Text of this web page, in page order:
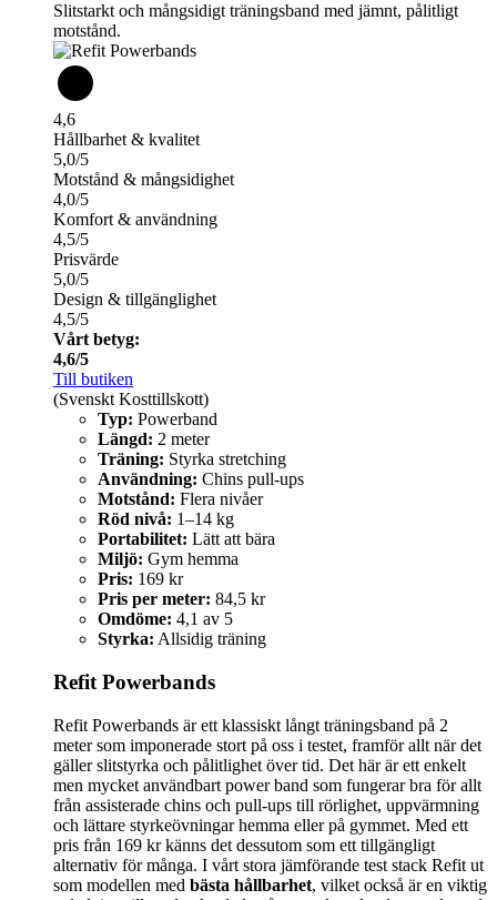
Slitstarkt och mångsidigt träningsband med jämnt, pålitligt
motstånd.
4,6
Hållbarhet & kvalitet
5,0/5
Motstånd & mångsidighet
4,0/5
Komfort & användning
4,5/5
Prisvärde
5,0/5
Design & tillgänglighet
4,5/5
Vårt betyg:
4,6/5
Till butiken
(Svenskt Kosttillskott)
Typ: Powerband
Längd: 2 meter
Träning: Styrka stretching
Användning: Chins pull-ups
Motstånd: Flera nivåer
Röd nivå: 1–14 kg
Portabilitet: Lätt att bära
Miljö: Gym hemma
Pris: 169 kr
Pris per meter: 84,5 kr
Omdöme: 4,1 av 5
Styrka: Allsidig träning
Refit Powerbands
Refit Powerbands är ett klassiskt långt träningsband på 2
meter som imponerade stort på oss i testet, framför allt när det
gäller slitstyrka och pålitlighet över tid. Det här är ett enkelt
men mycket användbart power band som fungerar bra för allt
från assisterade chins och pull-ups till rörlighet, uppvärmning
och lättare styrkeövningar hemma eller på gymmet. Med ett
pris från 169 kr känns det dessutom som ett tillgängligt
alternativ för många. I vårt stora jämförande test stack Refit ut
som modellen med bästa hållbarhet, vilket också är en viktig